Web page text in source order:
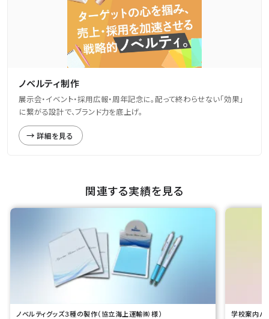
ノベルティ制作
展示会・イベント・採用広報・周年記念に。配って終わらせない「効果」
に繋がる設計で、ブランド力を底上げ。
詳細を見る
関連する実績を見る
ノベルティグッズ３種の製作（協立海上運輸㈱ 様） 学校案内パ